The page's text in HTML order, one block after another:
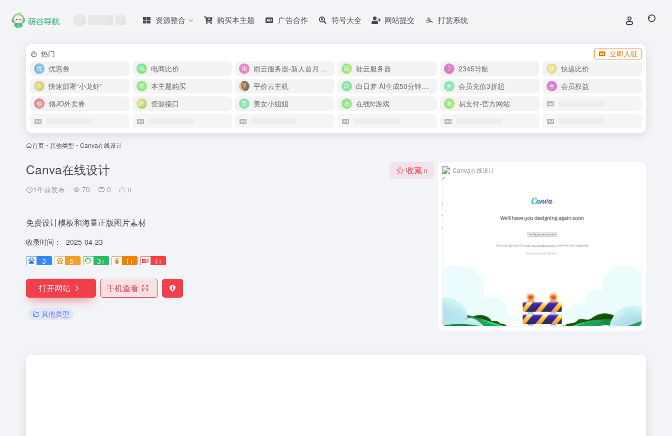
资源整合 购买本主题 广告合作 符号大全 网站提交 打赏系统
热门
立即入驻
优惠券
电商比价 雨云服务器-新人首月 5 折 硅云服务器 2345导航
快递比价
快速部署“小龙虾”
本主题购买 平价云主机 白日梦 AI生成50分钟视频 会员充值3折起
会员权益
领JD外卖券
资源接口 美女小姐姐 在线fc游戏 易支付-官方网站
首页 • 其他类型 • Canva在线设计
Canva在线设计
1年前发布 70 0 0
收藏 0
免费设计模板和海量正版图片素材
收录时间：
2025-04-23
3
5- 3+ 1+ 1+
打开网站 手机查看
其他类型
Canva在线设计